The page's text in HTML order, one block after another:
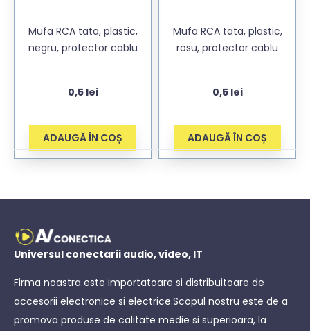
Mufa RCA tata, plastic,
negru, protector cablu
0,5 lei
ADAUGĂ ÎN COȘ
Mufa RCA tata, plastic,
rosu, protector cablu
0,5 lei
ADAUGĂ ÎN COȘ
Universul conectarii audio, video, IT
Firma noastra este importatoare si distribuitoare de
accesorii electronice si electrice.Scopul nostru este de a
promova produse de calitate medie si superioara, la